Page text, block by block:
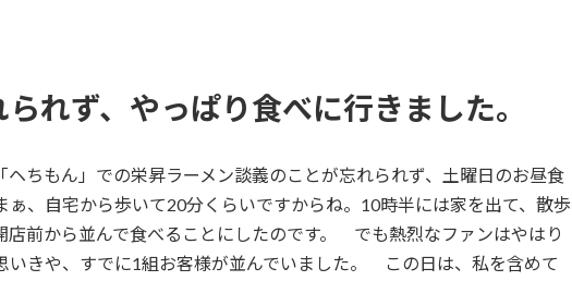
れず、やっぱり食べに行きました。
ちもん」での栄昇ラーメン談義のことが忘れられず、土曜日のお昼食
、自宅から歩いて20分くらいですからね。10時半には家を出て、散歩
店前から並んで食べることにしたのです。 でも熱烈なファンはやはり
いきや、すでに1組お客様が並んでいました。 この日は、私を含めて